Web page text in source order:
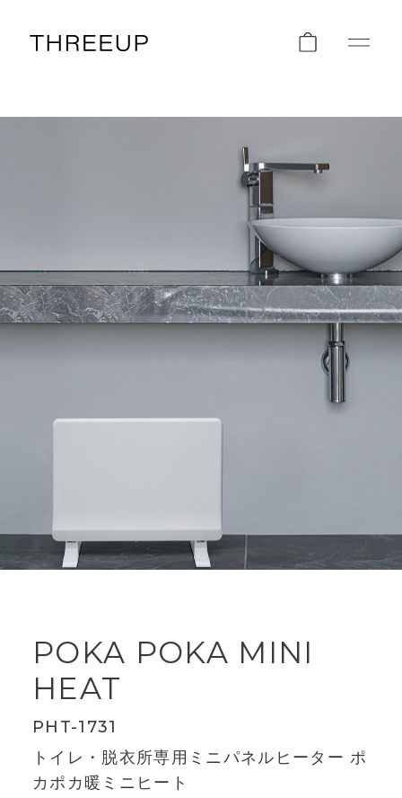
POKA POKA MINI
HEAT
PHT-1731
トイレ・脱衣所専用ミニパネルヒーター ポ
カポカ暖ミニヒート